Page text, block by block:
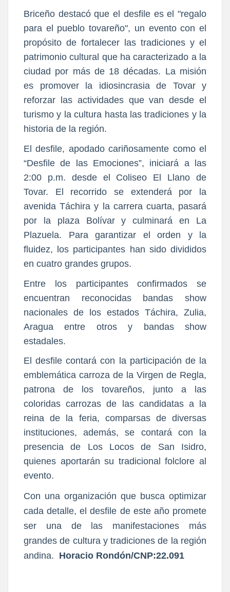
Briceño destacó que el desfile es el "regalo
para el pueblo tovareño", un evento con el
propósito de fortalecer las tradiciones y el
patrimonio cultural que ha caracterizado a la
ciudad por más de 18 décadas. La misión
es promover la idiosincrasia de Tovar y
reforzar las actividades que van desde el
turismo y la cultura hasta las tradiciones y la
historia de la región.
El desfile, apodado cariñosamente como el
“Desfile de las Emociones”, iniciará a las
2:00 p.m. desde el Coliseo El Llano de
Tovar. El recorrido se extenderá por la
avenida Táchira y la carrera cuarta, pasará
por la plaza Bolívar y culminará en La
Plazuela. Para garantizar el orden y la
fluidez, los participantes han sido divididos
en cuatro grandes grupos.
Entre los participantes confirmados se
encuentran reconocidas bandas show
nacionales de los estados Táchira, Zulia,
Aragua entre otros y bandas show
estadales.
El desfile contará con la participación de la
emblemática carroza de la Virgen de Regla,
patrona de los tovareños, junto a las
coloridas carrozas de las candidatas a la
reina de la feria, comparsas de diversas
instituciones, además, se contará con la
presencia de Los Locos de San Isidro,
quienes aportarán su tradicional folclore al
evento.
Con una organización que busca optimizar
cada detalle, el desfile de este año promete
ser una de las manifestaciones más
grandes de cultura y tradiciones de la región
andina. Horacio Rondón/CNP:22.091